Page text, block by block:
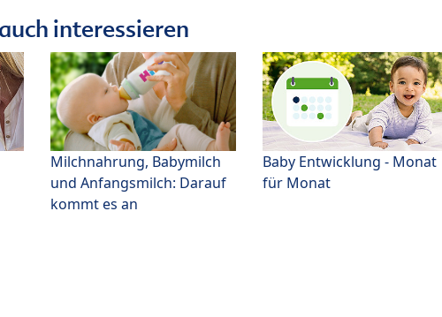
interessieren
Milchnahrung, Babymilch
und Anfangsmilch: Darauf
kommt es an
Baby Entwicklung - Monat
für Monat